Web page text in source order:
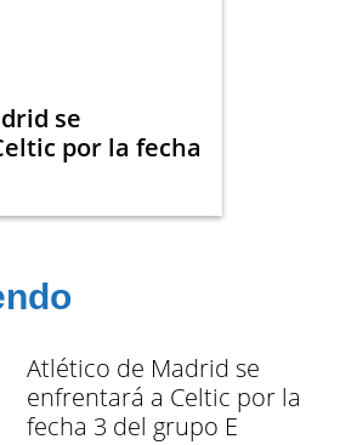
se
por la fecha
Atlético de Madrid se
enfrentará a Celtic por la
fecha 3 del grupo E